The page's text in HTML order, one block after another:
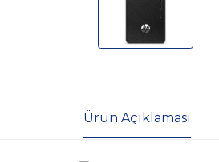
Ürün Açıklaması